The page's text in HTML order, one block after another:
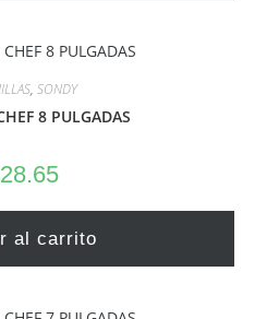
, SONDY
8 PULGADAS
28.65
al carrito